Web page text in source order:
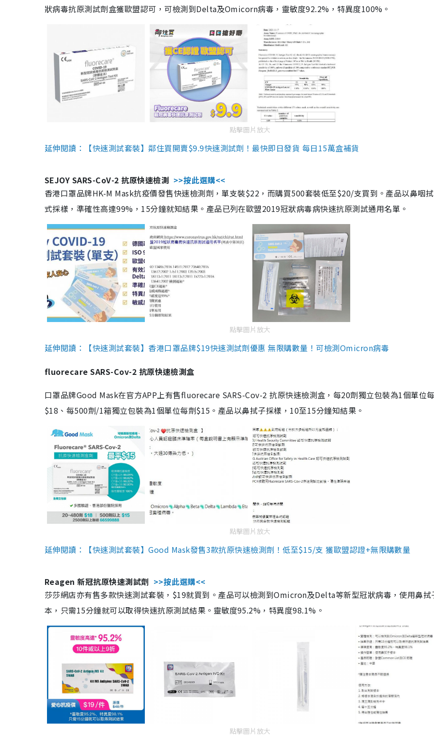
狀病毒抗原測試劑盒獲歐盟認可，可檢測到Delta及Omicorn病毒，靈敏度92.2%，特異度100%。
點擊圖片放大
延伸閱讀：【快速測試套裝】鄰住買開賣$9.9快速測試劑！最快即日發貨 每日15萬盒補貨
SEJOY SARS-CoV-2 抗原快速檢測 >>按此選購<<
香港口罩品牌HK-M Mask抗疫價發售快速檢測劑，單支裝$22，而購買500套裝低至$20/支買到。產品以鼻咽
式採樣，準確性高達99%，15分鐘就知結果。產品已列在歐盟2019冠狀病毒病快速抗原測試通用名單。
點擊圖片放大
延伸閱讀：【快速測試套裝】香港口罩品牌$19快速測試劑優惠 無限購數量！可檢測Omicron病毒
fluorecare SARS-Cov-2 抗原快速檢測盒
口罩品牌Good Mask在官方APP上有售fluorecare SARS-Cov-2 抗原快速檢測盒，每20劑獨立包裝為1個單位
$18、每500劑/1箱獨立包裝為1個單位每劑$15。產品以鼻拭子採樣，10至15分鐘知結果。
點擊圖片放大
延伸閱讀：【快速測試套裝】Good Mask發售3款抗原快速檢測劑！低至$15/支 獲歐盟認證+無限購數量
Reagen 新冠抗原快速測試劑 >>按此選購<<
莎莎網店亦有售多款快速測試套裝，$19就買到。產品可以檢測到Omicron及Delta等新型冠狀病毒，使用鼻拭
本，只需15分鐘就可以取得快速抗原測試結果。靈敏度95.2%，特異度98.1%。
點擊圖片放大